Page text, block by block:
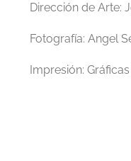
Dirección de Arte:
Fotografía: Angel
Impresión: